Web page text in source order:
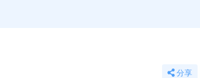
分享